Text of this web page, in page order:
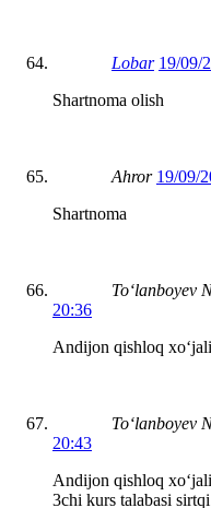
Lobar 19/09/
Shartnoma olish
Ahror 19/09/
Shartnoma
Toʻlanboyev
20:36
Andijon qishloq
Toʻlanboyev
20:43
Andijon qishloq
3chi kurs talabasi